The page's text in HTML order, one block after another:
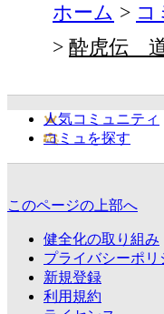
ホーム コ
酔虎伝
人気コミュニティ
コミュを探す
このページの上部へ
健全化の取り組み
プライバシーポリ
新規登録
利用規約